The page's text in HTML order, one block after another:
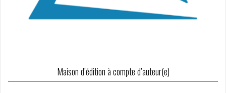
Maison d’édition à compte d’auteur(e)